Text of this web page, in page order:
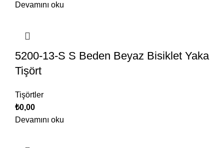
Devamını oku
5200-13-S S Beden Beyaz Bisiklet Yaka
Tişört
Tişörtler
₺0,00
Devamını oku